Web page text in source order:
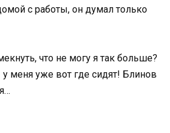
с работы, он думал только
что не могу я так больше?
меня уже вот где сидят! Блинов